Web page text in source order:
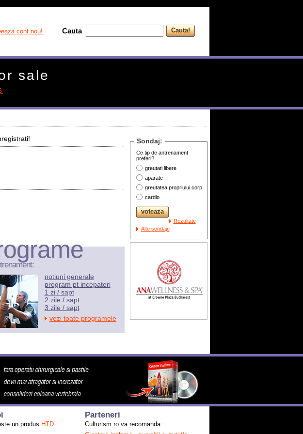
Sondaj:
Ce tip de antrenament
preferi?
greutati libere
aparate
greutatea propriului corp
cardio
Rezultate
Alte sondaje
notiuni generale
program pt incepatori
1 zi / sapt
2 zile / sapt
3 zile / sapt
vezi toate programele
un produs HTD.
Parteneri
Culturism.ro va recomanda:
cont nou! Cauta
sale